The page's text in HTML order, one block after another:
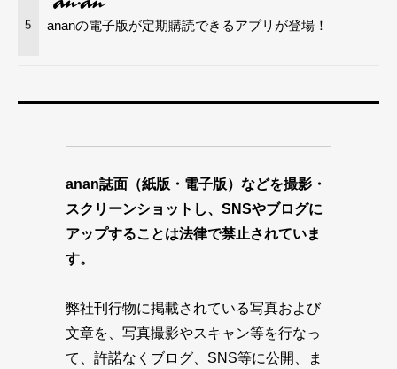
5 ananの電子版が定期購読できるアプリが登場！
anan誌面（紙版・電子版）などを撮影・
スクリーンショットし、SNSやブログに
アップすることは法律で禁止されていま
す。
弊社刊行物に掲載されている写真および
文章を、写真撮影やスキャン等を行なっ
て、許諾なくブログ、SNS等に公開、ま